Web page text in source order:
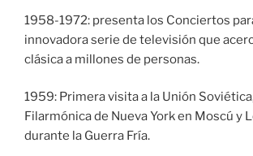
1958-1972: presenta los Conciertos
innovadora serie de televisión que
clásica a millones de personas.
1959: Primera visita a la Unión
Filarmónica de Nueva York en Moscú y
durante la Guerra Fría.